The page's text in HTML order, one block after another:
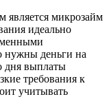
является микрозайм
идеально
нужны деньги на
дня выплаты
требования к
учитывать